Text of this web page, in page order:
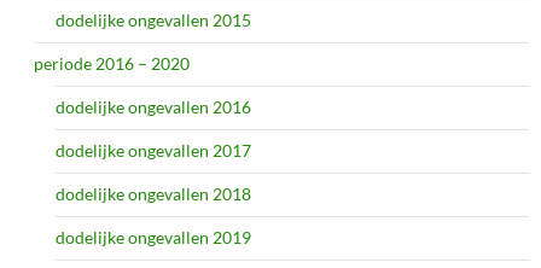
dodelijke ongevallen 2015
periode 2016 – 2020
dodelijke ongevallen 2016
dodelijke ongevallen 2017
dodelijke ongevallen 2018
dodelijke ongevallen 2019